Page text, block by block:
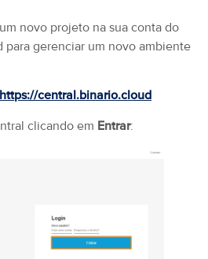
novo projeto na sua conta do
para gerenciar um novo ambiente
https://central.binario.cloud
clicando em Entrar: